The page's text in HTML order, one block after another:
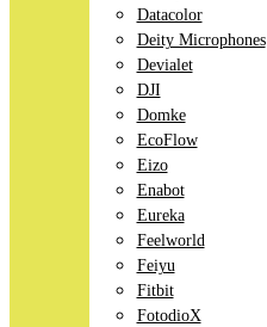
Datacolor
Deity Microphones
Devialet
DJI
Domke
EcoFlow
Eizo
Enabot
Eureka
Feelworld
Feiyu
Fitbit
FotodioX